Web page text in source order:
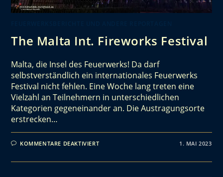
The Malta Int. Fireworks Festival
Malta, die Insel des Feuerwerks! Da darf
selbstverständlich ein internationales Feuerwerks
Festival nicht fehlen. Eine Woche lang treten eine
Vielzahl an Teilnehmern in unterschiedlichen
Kategorien gegeneinander an. Die Austragungsorte
erstrecken…
KOMMENTARE DEAKTIVIERT 1. MAI 2023